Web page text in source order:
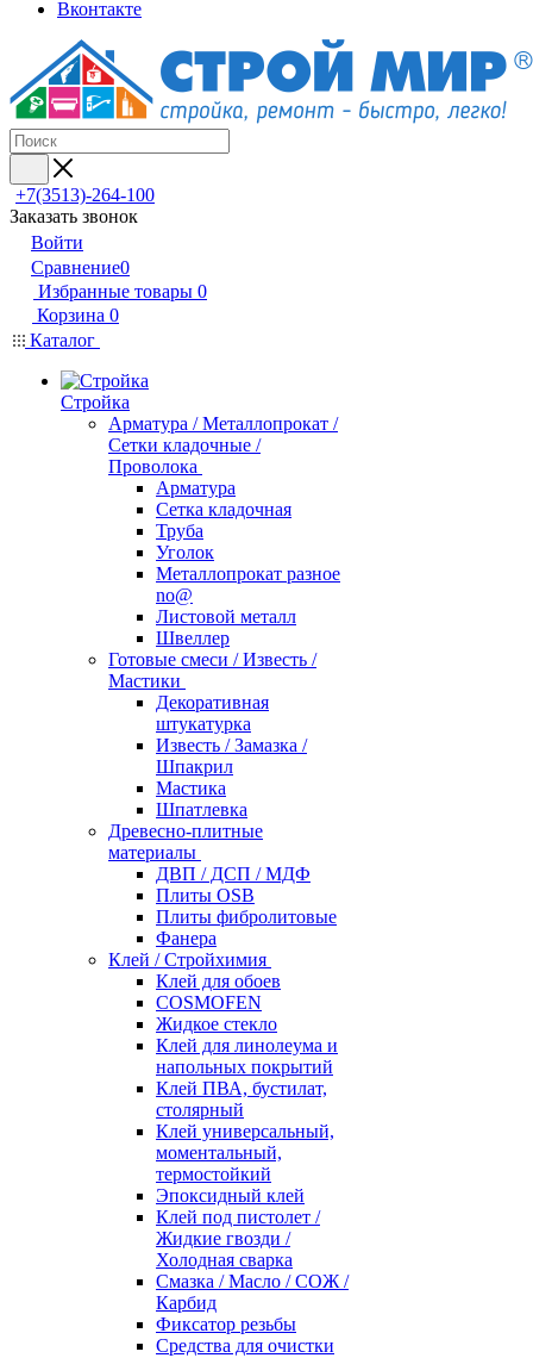
Вконтакте
+7(3513)-264-100
Заказать звонок
Войти
Сравнение0
Избранные товары 0
Корзина 0
Каталог
Стройка
Арматура / Металлопрокат /
Сетки кладочные /
Проволока
Арматура
Сетка кладочная
Труба
Уголок
Металлопрокат разное
no@
Листовой металл
Швеллер
Готовые смеси / Известь /
Мастики
Декоративная
штукатурка
Известь / Замазка /
Шпакрил
Мастика
Шпатлевка
Древесно-плитные
материалы
ДВП / ДСП / МДФ
Плиты OSB
Плиты фибролитовые
Фанера
Клей / Стройхимия
Клей для обоев
COSMOFEN
Жидкое стекло
Клей для линолеума и
напольных покрытий
Клей ПВА, бустилат,
столярный
Клей универсальный,
моментальный,
термостойкий
Эпоксидный клей
Клей под пистолет /
Жидкие гвозди /
Холодная сварка
Смазка / Масло / СОЖ /
Карбид
Фиксатор резьбы
Средства для очистки